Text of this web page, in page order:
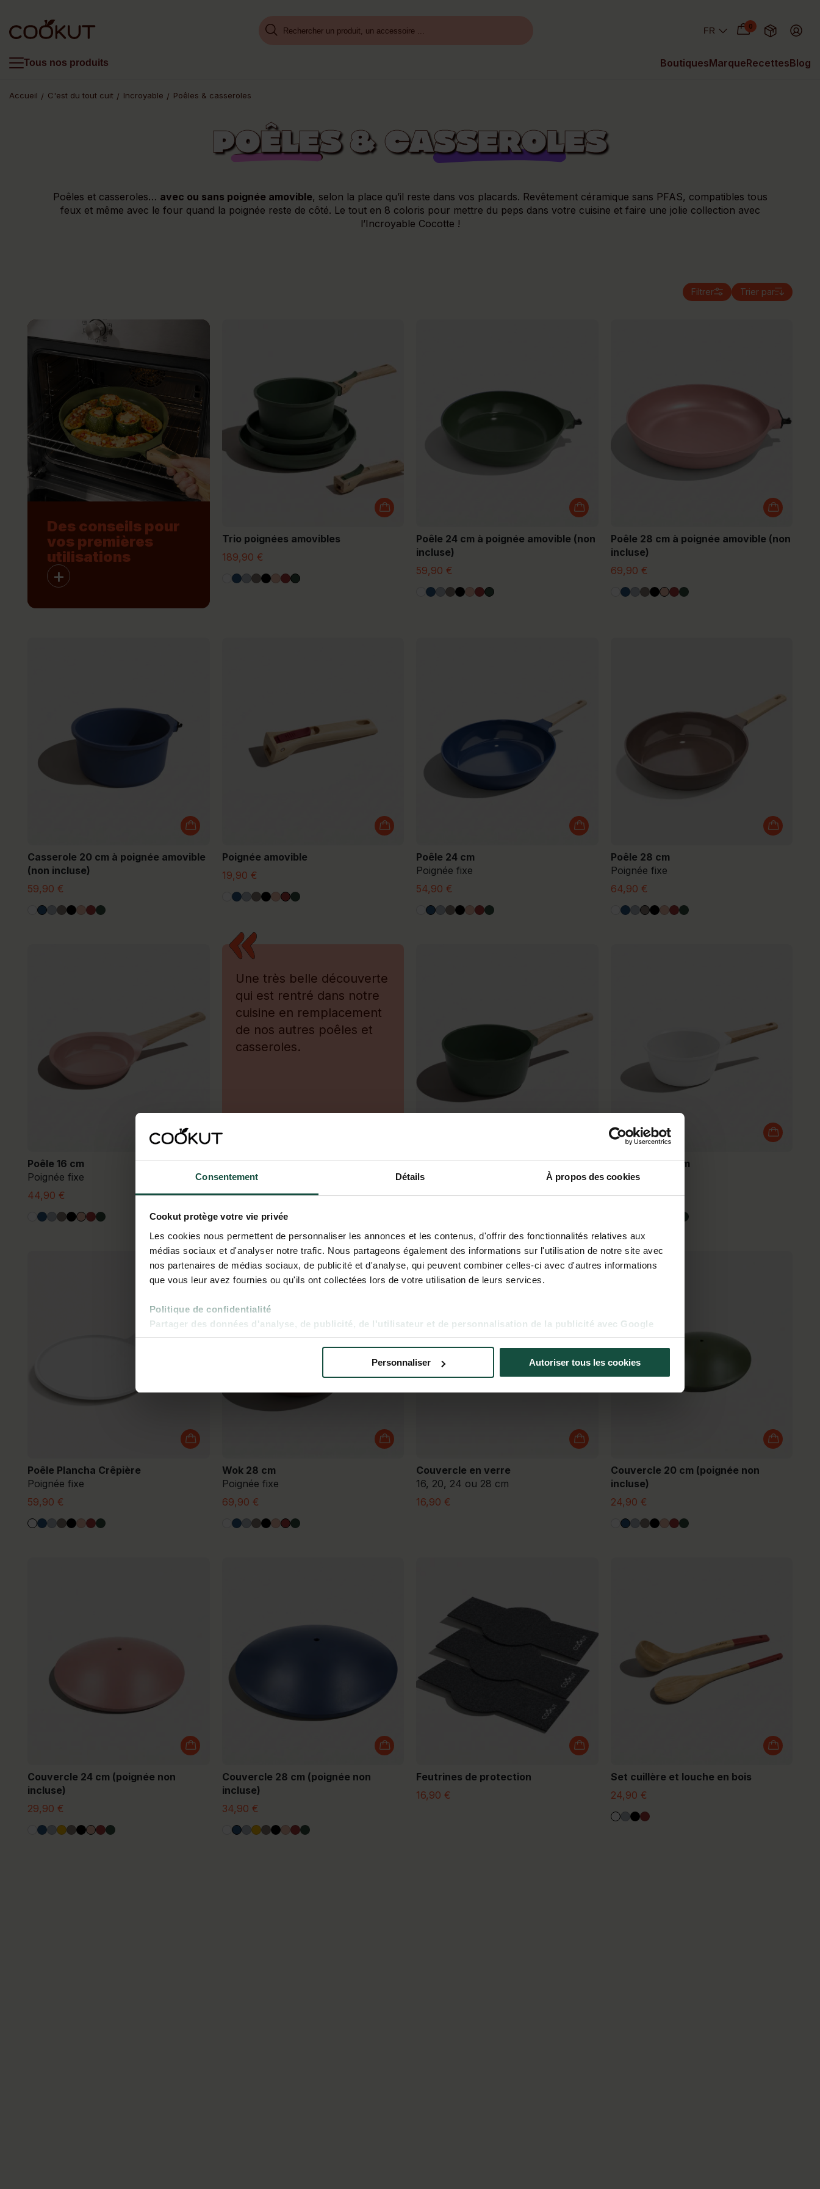
Consentement Détails À propos des cookies
Cookut protège votre vie privée
Les cookies nous permettent de personnaliser les annonces et les contenus, d'offrir des fonctionnalités relatives aux
médias sociaux et d'analyser notre trafic. Nous partageons également des informations sur l'utilisation de notre site avec
nos partenaires de médias sociaux, de publicité et d'analyse, qui peuvent combiner celles-ci avec d'autres informations
que vous leur avez fournies ou qu'ils ont collectées lors de votre utilisation de leurs services.
Politique de confidentialité
Partager des données d'analyse, de publicité, de l'utilisateur et de personnalisation de la publicité avec Google
Personnaliser Autoriser tous les cookies
0
Tous nos produits BoutiquesMarqueRecettesBlog
Accueil C'est du tout cuit Incroyable Poêles & casseroles
POÊLES& CASSEROLES
Poêles et casseroles… avec ou sans poignée amovible, selon la place qu’il reste dans vos placards. Revêtement céramique sans PFAS, compatibles tous
feux et même avec le four quand la poignée reste de côté. Le tout en 8 coloris pour mettre du peps dans votre cuisine et faire une jolie collection avec
l’Incroyable Cocotte !
Filtrer Trier par
Des conseils pour
vos premières
utilisations
+
Trio poignées amovibles
189,90 €
Poêle 24 cm à poignée amovible (non
incluse)
59,90 €
Poêle 28 cm à poignée amovible (non
incluse)
69,90 €
Casserole 20 cm à poignée amovible
(non incluse)
59,90 €
Poignée amovible
19,90 €
Poêle 24 cm
Poignée fixe
54,90 €
Poêle 28 cm
Poignée fixe
64,90 €
Poêle 16 cm
Poignée fixe
44,90 €
Une très belle découverte
qui est rentré dans notre
cuisine en remplacement
de nos autres poêles et
casseroles.
Françoise
Casserole 20 cm
Poignée fixe
54,90 €
Casserole 16 cm
Poignée fixe
44,90 €
Poêle Plancha Crêpière
Poignée fixe
59,90 €
Wok 28 cm
Poignée fixe
69,90 €
4 tailles disponibles
Couvercle en verre
16, 20, 24 ou 28 cm
16,90 €
Couvercle 20 cm (poignée non
incluse)
24,90 €
Couvercle 24 cm (poignée non
incluse)
29,90 €
Couvercle 28 cm (poignée non
incluse)
34,90 €
Feutrines de protection
16,90 €
Set cuillère et louche en bois
24,90 €